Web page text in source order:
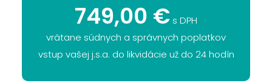
749,00 € s DPH
vrátane súdnych a správnych poplatkov
vstup vašej j.s.a. do likvidácie už do 24 hodín